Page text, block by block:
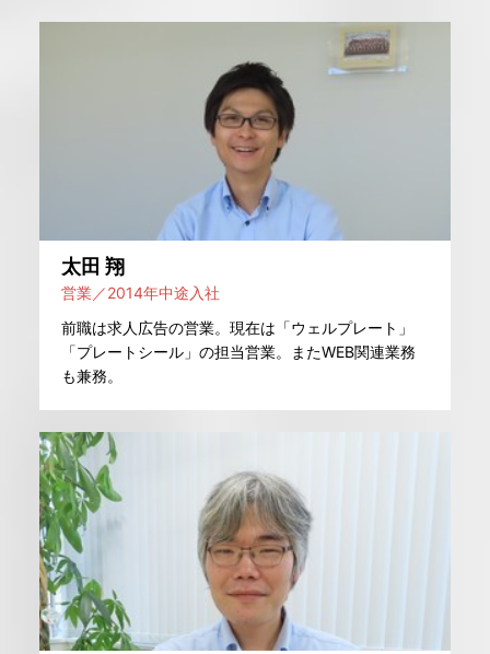
太田 翔
営業／2014年中途入社
前職は求人広告の営業。現在は「ウェルプレート」
「プレートシール」の担当営業。またWEB関連業務
も兼務。